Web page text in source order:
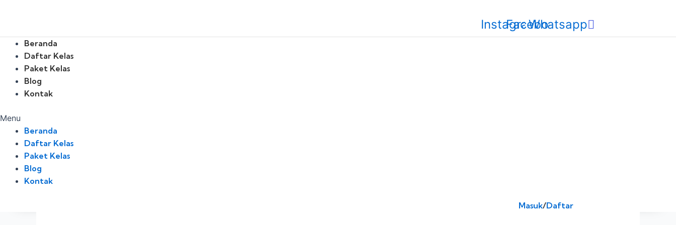
Instagram
Facebook
Whatsapp
Beranda
Daftar Kelas
Paket Kelas
Blog
Kontak
Menu
Beranda
Daftar Kelas
Paket Kelas
Blog
Kontak
Masuk/Daftar